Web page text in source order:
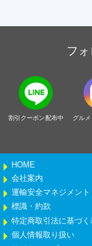
フ
割引クーポン配布中
グル
HOME
会社案内
運輸安全マネジメント
標識・約款
特定商取引法に基づく
個人情報取り扱い